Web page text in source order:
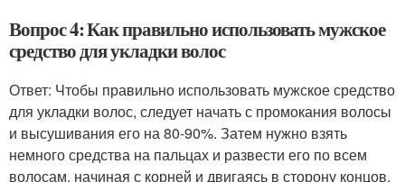
Вопрос 4: Как правильно использовать мужское
средство для укладки волос
Ответ: Чтобы правильно использовать мужское средство
для укладки волос, следует начать с промокания волосы
и высушивания его на 80-90%. Затем нужно взять
немного средства на пальцах и развести его по всем
волосам, начиная с корней и двигаясь в сторону концов.